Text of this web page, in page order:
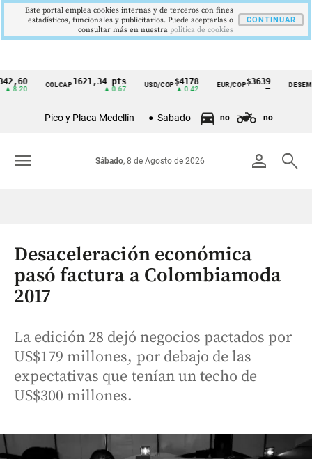
Cintillo
Colombia
COLCAP1621,34 pts USD/COP$4178
▲ 0.42
EUR/COP$3639
—
DESEMPLEO
Pico y Placa Medellín Sabado no no
person search
Sábado, 8 de Agosto de 2026
menu
Desaceleración económica
pasó factura a Colombiamoda
2017
La edición 28 dejó negocios pactados por
US$179 millones, por debajo de las
expectativas que tenían un techo de
US$300 millones.
Este portal emplea cookies internas y de terceros con fines
estadísticos, funcionales y publicitarios. Puede aceptarlas o
consultar más en nuestra politica de cookies
CONTINUAR